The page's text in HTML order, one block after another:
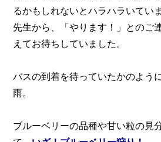
るかもしれないとハラハラいてい
先生から、「やります！」とのご
えてお待ちしていました。
バスの到着を待っていたかのよう
雨。
ブルーベリーの品種や甘い粒の見